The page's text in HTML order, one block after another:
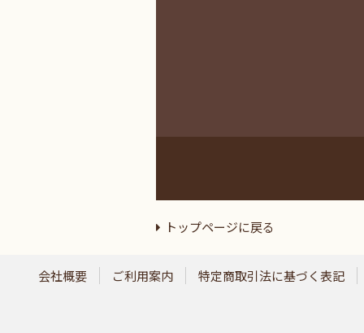
トップページに戻る
会社概要 ご利用案内 特定商取引法に基づく表記